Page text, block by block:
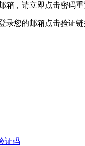
箱，请立即点击密码重
录您的邮箱点击验证
证码